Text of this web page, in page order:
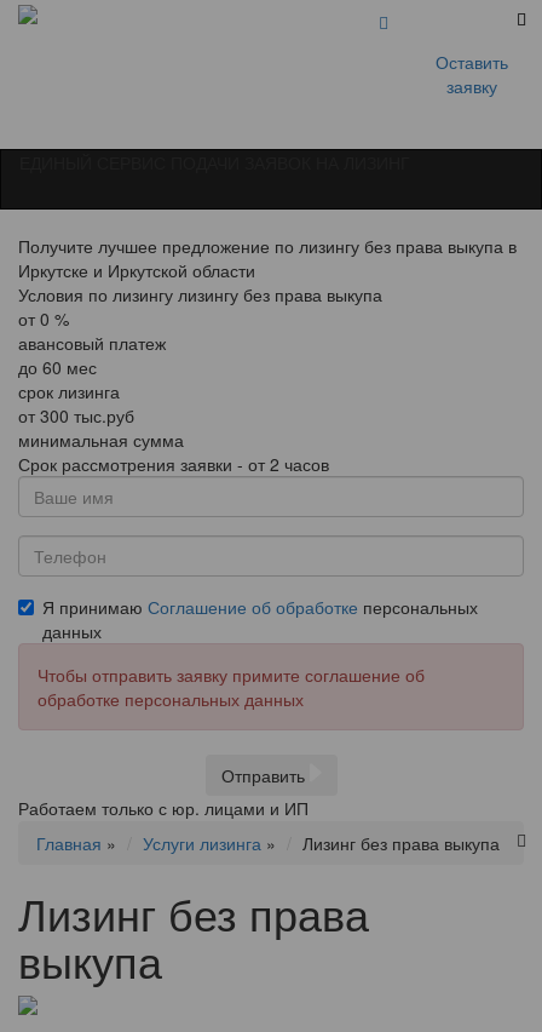
Оставить
заявку
Получите лучшее предложение по лизингу без права выкупа в
Иркутске и Иркутской области
Условия по лизингу лизингу без права выкупа
от 0 %
авансовый платеж
до 60 мес
срок лизинга
от 300 тыс.руб
минимальная сумма
Срок рассмотрения заявки - от 2 часов
Я принимаю Соглашение об обработке персональных
данных
Чтобы отправить заявку примите соглашение об
обработке персональных данных
Отправить
Работаем только с юр. лицами и ИП
Главная » Услуги лизинга » Лизинг без права выкупа
Лизинг без права
выкупа